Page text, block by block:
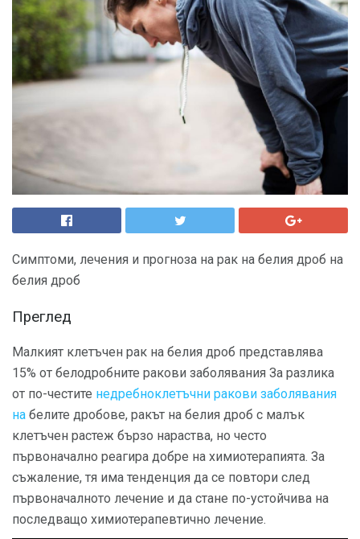
Симптоми, лечения и прогноза на рак на белия дроб на
белия дроб
Преглед
Малкият клетъчен рак на белия дроб представлява
15% от белодробните ракови заболявания За разлика
от по-честите недребноклетъчни ракови заболявания
на белите дробове, ракът на белия дроб с малък
клетъчен растеж бързо нараства, но често
първоначално реагира добре на химиотерапията. За
съжаление, тя има тенденция да се повтори след
първоначалното лечение и да стане по-устойчива на
последващо химиотерапевтично лечение.